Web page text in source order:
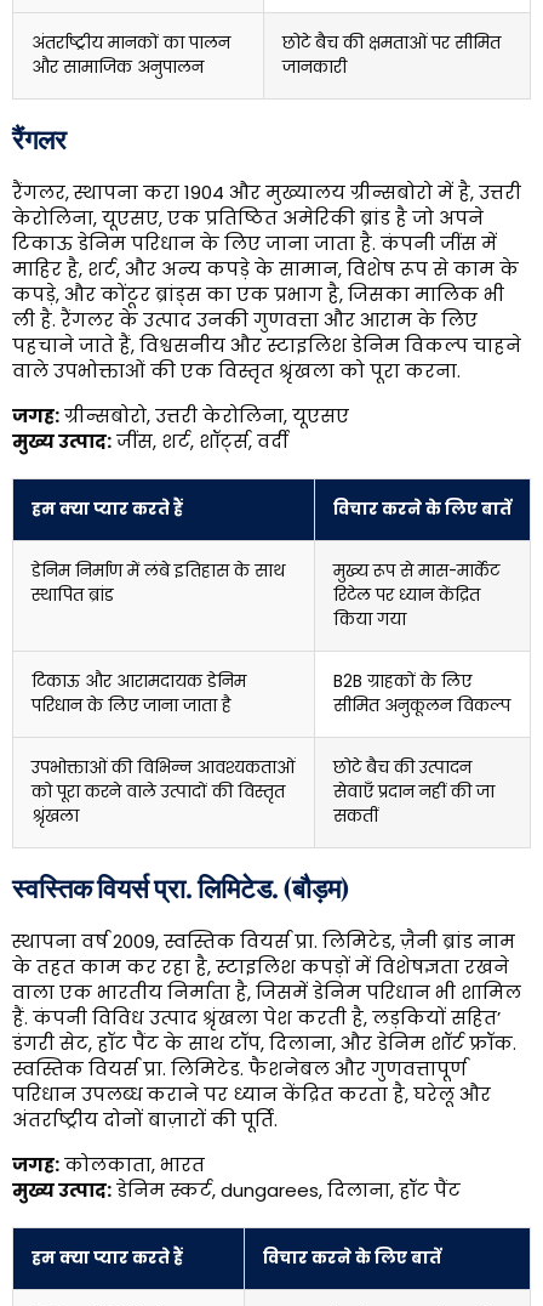
अंतर्राष्ट्रीय मानकों का पालन
और सामाजिक अनुपालन
छोटे बैच की क्षमताओं पर सीमित
जानकारी
रैंगलर
रैंगलर, स्थापना करा 1904 और मुख्यालय ग्रीन्सबोरो में है, उत्तरी
केरोलिना, यूएसए, एक प्रतिष्ठित अमेरिकी ब्रांड है जो अपने
टिकाऊ डेनिम परिधान के लिए जाना जाता है. कंपनी जींस में
माहिर है, शर्ट, और अन्य कपड़े के सामान, विशेष रूप से काम के
कपड़े, और कोंटूर ब्रांड्स का एक प्रभाग है, जिसका मालिक भी
ली है. रैंगलर के उत्पाद उनकी गुणवत्ता और आराम के लिए
पहचाने जाते हैं, विश्वसनीय और स्टाइलिश डेनिम विकल्प चाहने
वाले उपभोक्ताओं की एक विस्तृत श्रृंखला को पूरा करना.
जगह:ग्रीन्सबोरो, उत्तरी केरोलिना, यूएसए
मुख्य उत्पाद:जींस, शर्ट, शॉर्ट्स, वर्दी
हम क्या प्यार करते हैं विचार करने के लिए बातें
डेनिम निर्माण में लंबे इतिहास के साथ
स्थापित ब्रांड
मुख्य रूप से मास-मार्केट
रिटेल पर ध्यान केंद्रित
किया गया
टिकाऊ और आरामदायक डेनिम
परिधान के लिए जाना जाता है
B2B ग्राहकों के लिए
सीमित अनुकूलन विकल्प
उपभोक्ताओं की विभिन्न आवश्यकताओं
को पूरा करने वाले उत्पादों की विस्तृत
श्रृंखला
छोटे बैच की उत्पादन
सेवाएँ प्रदान नहीं की जा
सकतीं
स्वस्तिक वियर्स प्रा. लिमिटेड. (बौड़म)
स्थापना वर्ष 2009, स्वस्तिक वियर्स प्रा. लिमिटेड, ज़ैनी ब्रांड नाम
के तहत काम कर रहा है, स्टाइलिश कपड़ों में विशेषज्ञता रखने
वाला एक भारतीय निर्माता है, जिसमें डेनिम परिधान भी शामिल
हैं. कंपनी विविध उत्पाद श्रृंखला पेश करती है, लड़कियों सहित’
डंगरी सेट, हॉट पैंट के साथ टॉप, दिलाना, और डेनिम शॉर्ट फ्रॉक.
स्वस्तिक वियर्स प्रा. लिमिटेड. फैशनेबल और गुणवत्तापूर्ण
परिधान उपलब्ध कराने पर ध्यान केंद्रित करता है, घरेलू और
अंतर्राष्ट्रीय दोनों बाज़ारों की पूर्ति.
जगह:कोलकाता, भारत
मुख्य उत्पाद:डेनिम स्कर्ट, dungarees, दिलाना, हॉट पैंट
हम क्या प्यार करते हैं विचार करने के लिए बातें